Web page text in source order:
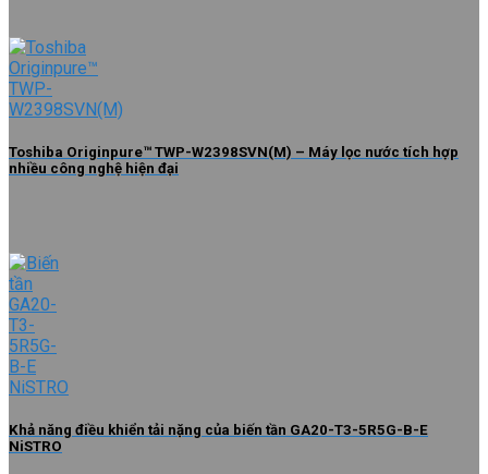
Toshiba Originpure™ TWP-W2398SVN(M) – Máy lọc nước tích hợp
nhiều công nghệ hiện đại
Khả năng điều khiển tải nặng của biến tần GA20-T3-5R5G-B-E
NiSTRO